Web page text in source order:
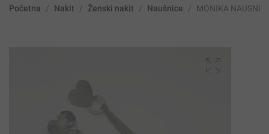
Početna / Nakit / Ženski nakit / Naušnice / MONIKA